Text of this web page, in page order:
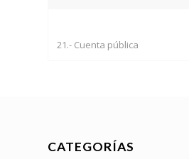
21.- Cuenta pública
CATEGORÍAS